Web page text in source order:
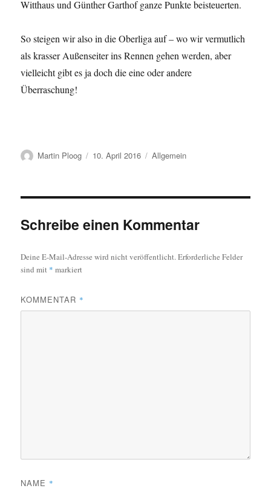
Witthaus und Günther Garthof ganze Punkte beisteuerten.
So steigen wir also in die Oberliga auf – wo wir vermutlich
als krasser Außenseiter ins Rennen gehen werden, aber
vielleicht gibt es ja doch die eine oder andere
Überraschung!
Autor
Martin Ploog
Veröffentlicht
10. April 2016 Kategorien
Allgemein
Schreibe einen Kommentar
Deine E-Mail-Adresse wird nicht veröffentlicht.Erforderliche Felder
sind mit * markiert
KOMMENTAR *
NAME *